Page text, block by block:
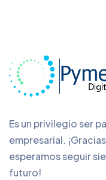
Es un privilegio ser
empresarial.
esperamos seguir
futuro!